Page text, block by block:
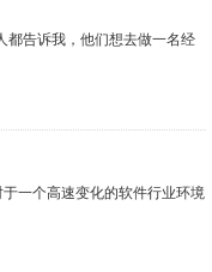
都告诉我，他们想去做一名经
一个高速变化的软件行业环境